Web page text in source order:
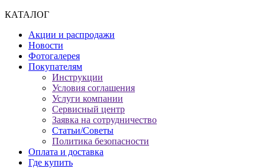
КАТАЛОГ
Акции и распродажи
Новости
Фотогалерея
Покупателям
Инструкции
Условия соглашения
Услуги компании
Сервисный центр
Заявка на сотрудничество
Статьи/Советы
Политика безопасности
Оплата и доставка
Где купить